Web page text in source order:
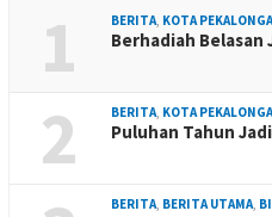
1 BERITA, KOTA
Berhadiah
2 BERITA, KOTA
Puluhan Tahun
BERITA, BERITA UTAMA,